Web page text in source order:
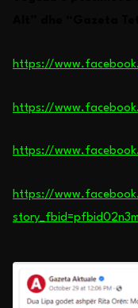
https://
https://
https://
https://